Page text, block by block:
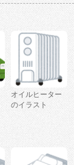
オイルヒーター
のイラスト